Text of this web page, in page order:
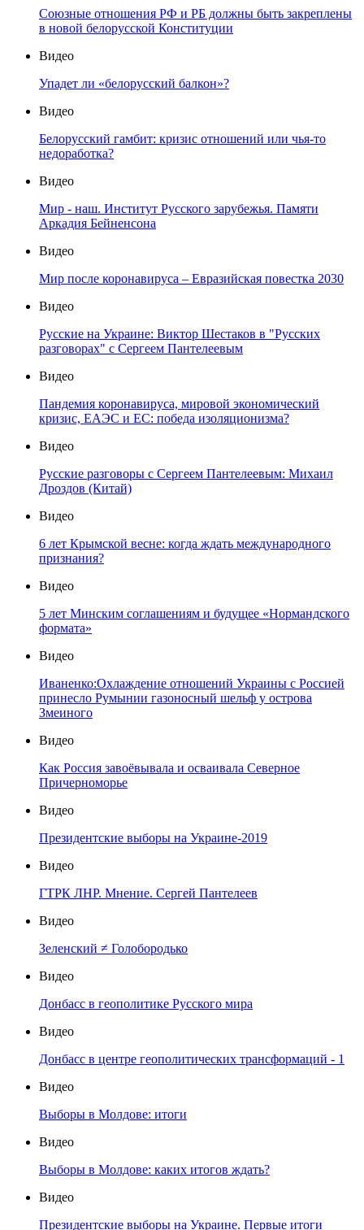
Союзные отношения РФ и РБ должны быть закреплены
в новой белорусской Конституции
Видео
Упадет ли «белорусский балкон»?
Видео
Белорусский гамбит: кризис отношений или чья-то
недоработка?
Видео
Мир - наш. Институт Русского зарубежья. Памяти
Аркадия Бейненсона
Видео
Мир после коронавируса – Евразийская повестка 2030
Видео
Русские на Украине: Виктор Шестаков в "Русских
разговорах" с Сергеем Пантелеевым
Видео
Пандемия коронавируса, мировой экономический
кризис, ЕАЭС и ЕС: победа изоляционизма?
Видео
Русские разговоры с Сергеем Пантелеевым: Михаил
Дроздов (Китай)
Видео
6 лет Крымской весне: когда ждать международного
признания?
Видео
5 лет Минским соглашениям и будущее «Нормандского
формата»
Видео
Иваненко:Охлаждение отношений Украины с Россией
принесло Румынии газоносный шельф у острова
Змеиного
Видео
Как Россия завоёвывала и осваивала Северное
Причерноморье
Видео
Президентские выборы на Украине-2019
Видео
ГТРК ЛНР. Мнение. Сергей Пантелеев
Видео
Зеленский ≠ Голобородько
Видео
Донбасс в геополитике Русского мира
Видео
Донбасс в центре геополитических трансформаций - 1
Видео
Выборы в Молдове: итоги
Видео
Выборы в Молдове: каких итогов ждать?
Видео
Президентские выборы на Украине. Первые итоги